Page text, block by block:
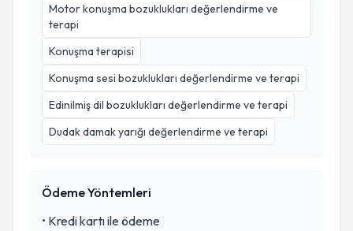
Motor konuşma bozuklukları değerlendirme ve
terapi
Konuşma terapisi
Konuşma sesi bozuklukları değerlendirme ve terapi
Edinilmiş dil bozuklukları değerlendirme ve terapi
Dudak damak yarığı değerlendirme ve terapi
Ödeme Yöntemleri
• Kredi kartı ile ödeme